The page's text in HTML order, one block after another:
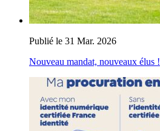
Publié le 31 Mar. 2026
Nouveau mandat, nouveaux élus !